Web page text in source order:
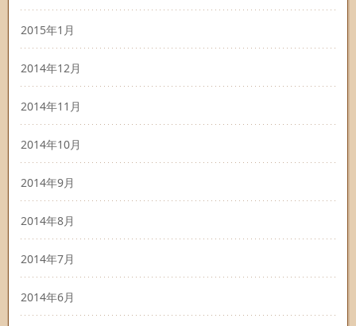
2015年1月
2014年12月
2014年11月
2014年10月
2014年9月
2014年8月
2014年7月
2014年6月